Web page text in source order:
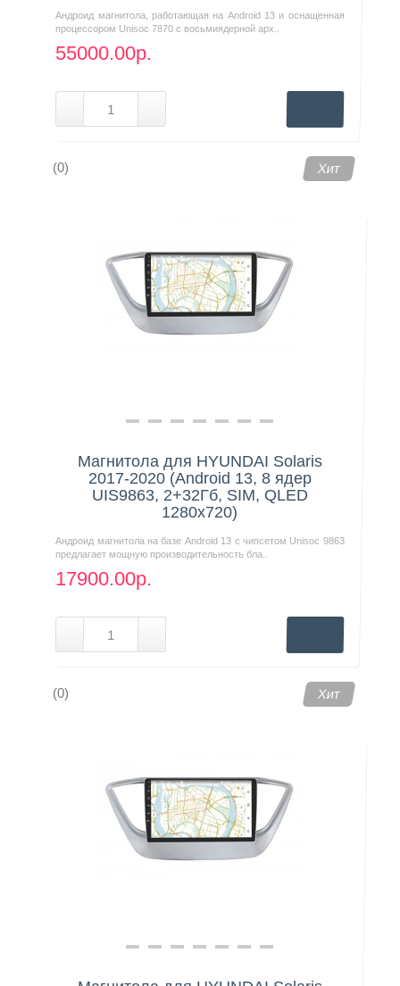
Андроид магнитола, работающая на Android 13 и оснащенная
процессором Unisoc 7870 с восьмиядерной арх..
55000.00р.
(0) Хит
Магнитола для HYUNDAI Solaris
2017-2020 (Android 13, 8 ядер
UIS9863, 2+32Гб, SIM, QLED
1280x720)
Андроид магнитола на базе Android 13 с чипсетом Unisoc 9863
предлагает мощную производительность бла..
17900.00р.
(0) Хит